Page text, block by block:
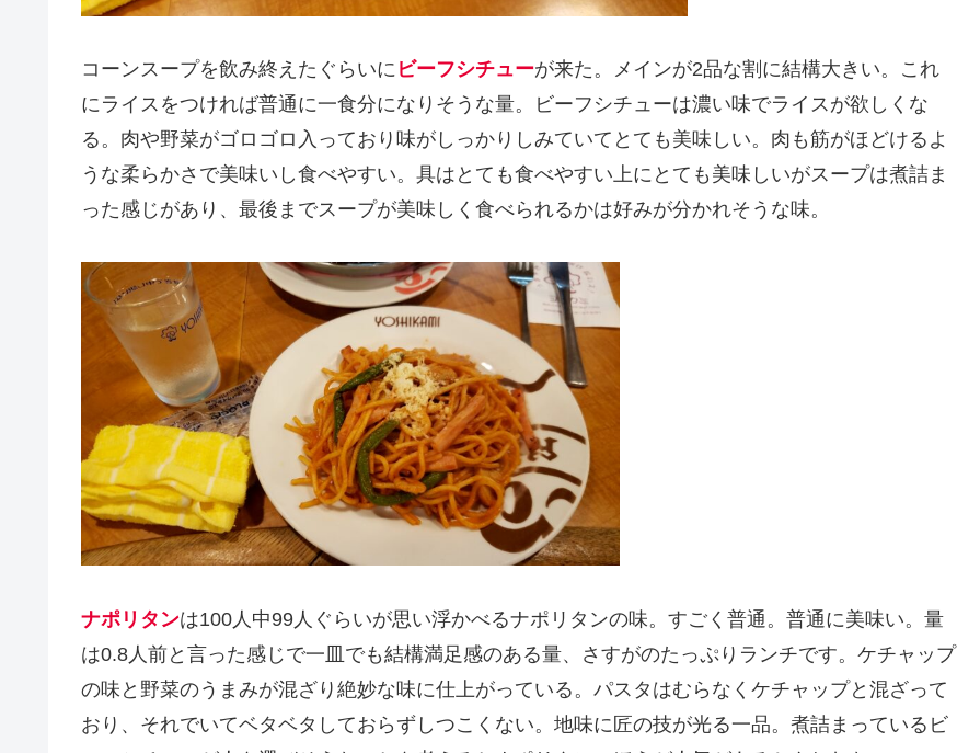
コーンスープを飲み終えたぐらいに ビーフシチューが来た。メインが2品な割に結構大きい。これ
にライスをつければ普通に一食分になりそうな量。ビーフシチューは濃い味でライスが欲しくな
る。肉や野菜がゴロゴロ入っており味がしっかりしみていてとても美味しい。肉も筋がほどけるよ
うな柔らかさで美味いし食べやすい。具はとても食べやすい上にとても美味しいがスープは煮詰ま
った感じがあり、最後までスープが美味しく食べられるかは好みが分かれそうな味。
ナポリタンは100人中99人ぐらいが思い浮かべるナポリタンの味。すごく普通。普通に美味い。量
は0.8人前と言った感じで一皿でも結構満足感のある量、さすがのたっぷりランチです。ケチャップ
の味と野菜のうまみが混ざり絶妙な味に仕上がっている。パスタはむらなくケチャップと混ざって
おり、それでいてベタベタしておらずしつこくない。地味に匠の技が光る一品。煮詰まっているビ